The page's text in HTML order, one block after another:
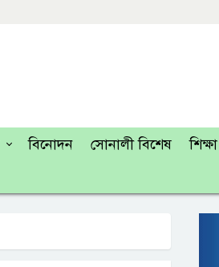
বিনোদন সোনালী বিশেষ শিক্ষা